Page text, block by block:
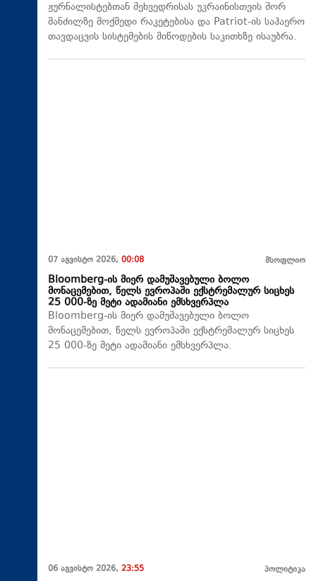
ჟურნალისტებთან შეხვედრისას უკრაინისთვის შორ
მანძილზე მოქმედი რაკეტებისა და Patriot-ის საჰაერო
თავდაცვის სისტემების მიწოდების საკითხზე ისაუბრა.
07 აგვისტო 2026, 00:08 მსოფლიო
Bloomberg-ის მიერ დამუშავებული ბოლო
მონაცემებით, წელს ევროპაში ექსტრემალურ სიცხეს
25 000-ზე მეტი ადამიანი ემსხვერპლა
Bloomberg-ის მიერ დამუშავებული ბოლო
მონაცემებით, წელს ევროპაში ექსტრემალურ სიცხეს
25 000-ზე მეტი ადამიანი ემსხვერპლა.
06 აგვისტო 2026, 23:55 პოლიტიკა